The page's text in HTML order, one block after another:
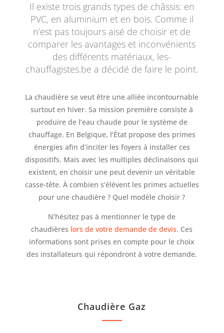
Il existe trois grands types de châssis: en
PVC, en aluminium et en bois. Comme il
n’est pas toujours aisé de choisir et de
comparer les avantages et inconvénients
des différents matériaux, les-
chauffagistes.be a décidé de faire le point.
La chaudière se veut être une alliée incontournable
surtout en hiver. Sa mission première consiste à
produire de l’eau chaude pour le système de
chauffage. En Belgique, l’État propose des primes
énergies afin d’inciter les foyers à installer ces
dispositifs. Mais avec les multiples déclinaisons qui
existent, en choisir une peut devenir un véritable
casse-tête. À combien s’élèvent les primes actuelles
pour une chaudière ? Quel modèle choisir ?
N’hésitez pas à mentionner le type de
chaudières lors de votre demande de devis. Ces
informations sont prises en compte pour le choix
des installateurs qui répondront à votre demande.
Chaudière Gaz